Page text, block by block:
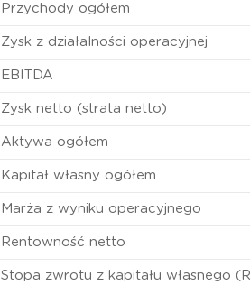
Przychody ogółem
Zysk z działalności operacyjnej
EBITDA
Zysk netto (strata netto)
Aktywa ogółem
Kapitał własny ogółem
Marża z wyniku operacyjnego
Rentowność netto
Stopa zwrotu z kapitału własnego